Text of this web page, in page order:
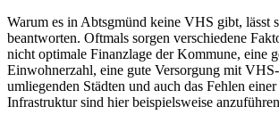
Warum es in Abtsgmünd keine VHS gibt, lässt
beantworten. Oftmals sorgen verschiedene
nicht optimale Finanzlage der Kommune, eine
Einwohnerzahl, eine gute Versorgung mit
umliegenden Städten und auch das Fehlen einer
Infrastruktur sind hier beispielsweise